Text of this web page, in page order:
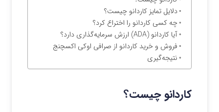
دلایل تمایز کاردانو چیست؟
چه کسی کاردانو را اختراع کرد؟
آیا کاردانو (ADA) ارزش سرمایه‌گذاری دارد؟
فروش و خرید کاردانو از صرافی اوکی اکسچنج
نتیجه‌گیری
کاردانو چیست؟